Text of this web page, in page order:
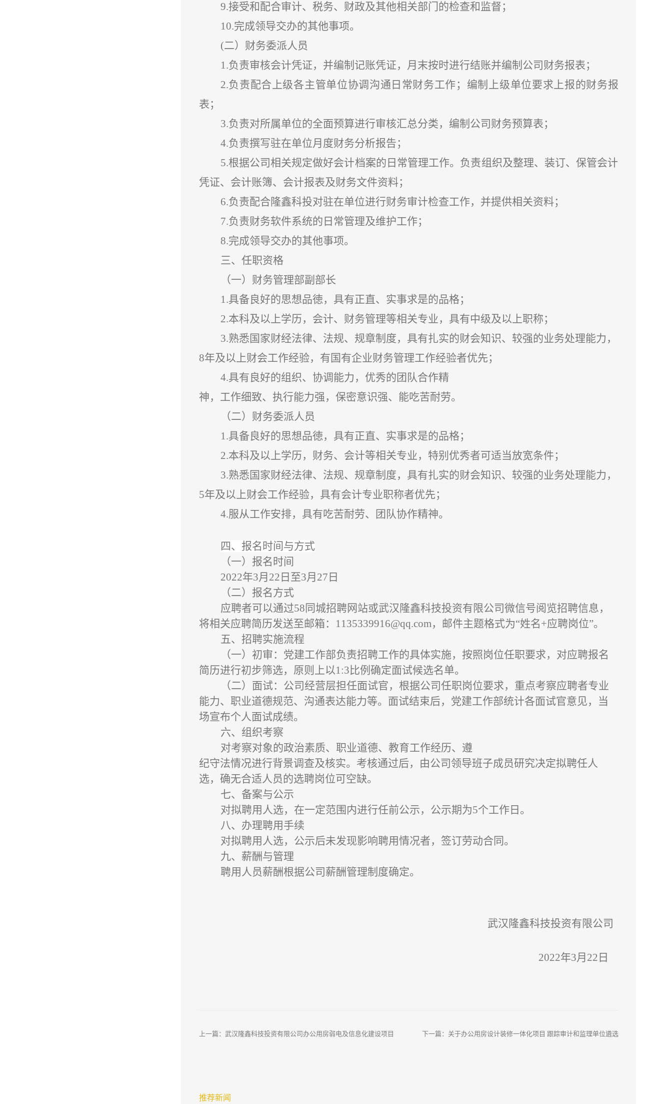
9.接受和配合审计、税务、财政及其他相关部门的检查和监督；
10.完成领导交办的其他事项。
(二） 财务委派人员
1.负责审核会计凭证，并编制记账凭证，月末按时进行结账并编制公司财务报表；
2.负责配合上级各主管单位协调沟通日常财务工作；编制上级单位要求上报的财务报
表；
3.负责对所属单位的全面预算进行审核汇总分类，编制公司财务预算表；
4.负责撰写驻在单位月度财务分析报告；
5.根据公司相关规定做好会计档案的日常管理工作。负责组织及整理、装订、保管会计
凭证、会计账簿、会计报表及财务文件资料；
6.负责配合隆鑫科投对驻在单位进行财务审计检查工作，并提供相关资料；
7.负责财务软件系统的日常管理及维护工作；
8.完成领导交办的其他事项。
三、 任职资格
（一）财务管理部副部长
1.具备良好的思想品徳，具有正直、实事求是的品格；
2.本科及以上学历，会计、财务管理等相关专业，具有中级及以上职称；
3.熟悉国家财经法律、法规、规章制度，具有扎实的财会知识、较强的业务处理能力，
8年及以上财会工作经验， 有国有企业财务管理工作经验者优先；
4.具有良好的组织、协调能力，优秀的团队合作精
神，工作细致、执行能力强，保密意识强、能吃苦耐劳。
（二）财务委派人员
1.具备良好的思想品徳，具有正直、实事求是的品格；
2.本科及以上学历，财务、会计等相关专业，特别优秀者可适当放宽条件；
3.熟悉国家财经法律、法规、规章制度，具有扎实的财会知识、较强的业务处理能力，
5年及以上财会工作经验，具有会计专业职称者优先；
4.服从工作安排，具有吃苦耐劳、团队协作精神。
四、报名时间与方式
（一）报名时间
2022年3月22日至3月27日
（二）报名方式
应聘者可以通过58同城招聘网站或武汉隆鑫科技投资有限公司微信号阅览招聘信息，
将相关应聘简历发送至邮箱：1135339916@qq.com，邮件主题格式为“姓名+应聘岗位”。
五、招聘实施流程
（一）初审：党建工作部负责招聘工作的具体实施，按照岗位任职要求，对应聘报名
简历进行初步筛选，原则上以1:3比例确定面试候选名单。
（二）面试：公司经营层担任面试官，根据公司任职岗位要求，重点考察应聘者专业
能力、职业道德规范、沟通表达能力等。面试结束后，党建工作部统计各面试官意见，当
场宣布个人面试成绩。
六、 组织考察
对考察对象的政治素质、职业道德、教育工作经历、遵
纪守法情况进行背景调查及核实。考核通过后，由公司领导班子成员研究决定拟聘任人
选，确无合适人员的选聘岗位可空缺。
七、 备案与公示
对拟聘用人选，在一定范围内进行任前公示，公示期为5个工作日。
八、办理聘用手续
对拟聘用人选，公示后未发现影响聘用情况者，签订劳动合同。
九、薪酬与管理
聘用人员薪酬根据公司薪酬管理制度确定。
武汉隆鑫科技投资有限公司
2022年3月22日
上一篇： 武汉隆鑫科技投资有限公司办公用房弱电及信息化建设项目
下一篇： 关于办公用房设计装修一体化项目 跟踪审计和监理单位遴选
推荐新闻